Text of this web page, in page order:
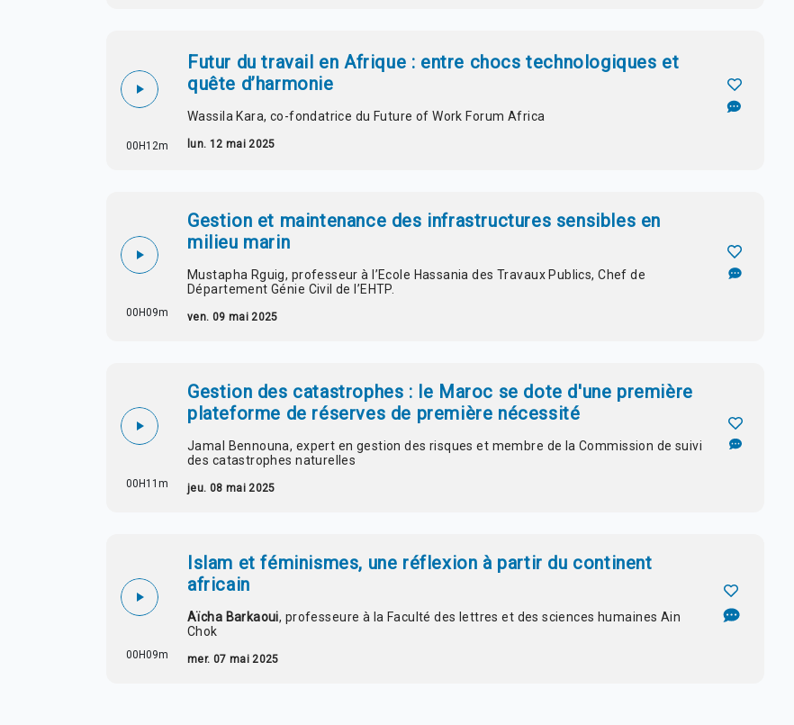
00H12m
Futur du travail en Afrique : entre chocs technologiques et
quête d’harmonie
Wassila Kara, co-fondatrice duFuture of Work Forum Africa
lun. 12 mai 2025
00H09m
Gestion et maintenance des infrastructures sensibles en
milieu marin
Mustapha Rguig, professeur à l’Ecole Hassania des Travaux Publics, Chef de
Département Génie Civil de l’EHTP.
ven. 09 mai 2025
00H11m
Gestion des catastrophes : le Maroc se dote d'une première
plateforme de réserves de première nécessité
Jamal Bennouna, expert en gestion des risques et membre de la Commission de suivi
des catastrophes naturelles
jeu. 08 mai 2025
00H09m
Islam et féminismes, une réflexion à partir du continent
africain
Aïcha Barkaoui, professeure à la Faculté des lettres et des sciences humaines Ain
Chok
mer. 07 mai 2025